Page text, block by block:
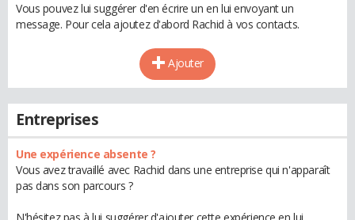
Vous pouvez lui suggérer d'en écrire un en lui envoyant un
message. Pour cela ajoutez d'abord Rachid à vos contacts.
Ajouter
Entreprises
Une expérience absente ?
Vous avez travaillé avec Rachid dans une entreprise qui n'apparaît
pas dans son parcours ?